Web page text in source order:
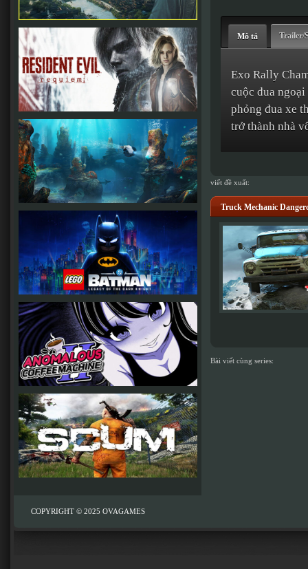
Mô tả Trailer/
Exo Rally
cuộc đua
phỏng đua xe
trở thành nhà
viết đề xuất:
Truck Mechanic
Bài viết cùng series:
COPYRIGHT © 2025 OVAGAMES